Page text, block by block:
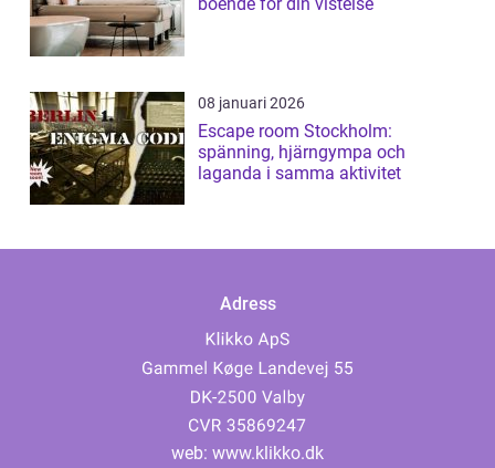
08 januari 2026
Escape room Stockholm:
spänning, hjärngympa och
laganda i samma aktivitet
Adress
web: www.klikko.dk